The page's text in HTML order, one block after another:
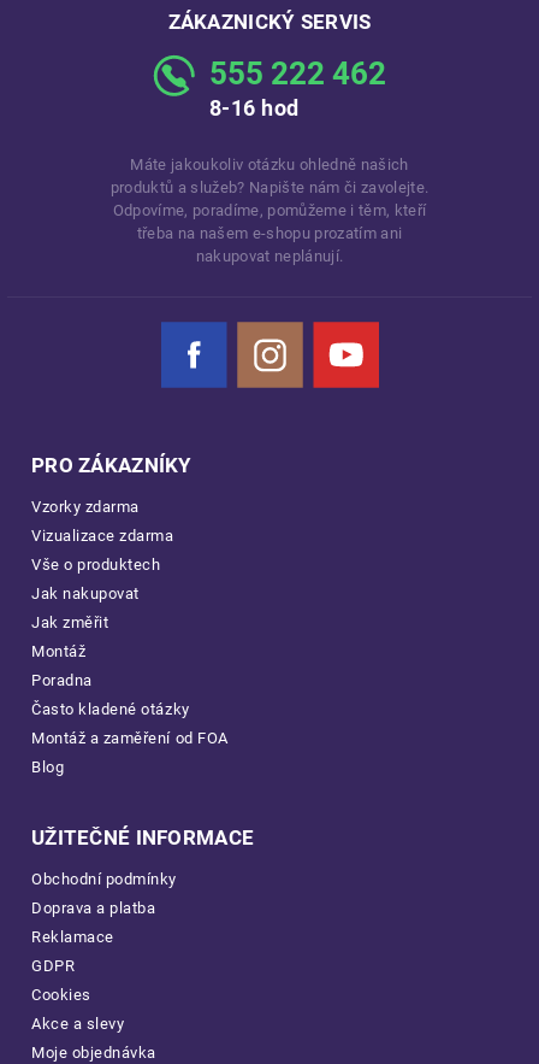
ZÁKAZNICKÝ SERVIS
555 222 462
8-16 hod
Máte jakoukoliv otázku ohledně našich
produktů a služeb? Napište nám či zavolejte.
Odpovíme, poradíme, pomůžeme i těm, kteří
třeba na našem e-shopu prozatím ani
nakupovat neplánují.
Facebook Instagram YouTube
PRO ZÁKAZNÍKY
Vzorky zdarma
Vizualizace zdarma
Vše o produktech
Jak nakupovat
Jak změřit
Montáž
Poradna
Často kladené otázky
Montáž a zaměření od FOA
Blog
UŽITEČNÉ INFORMACE
Obchodní podmínky
Doprava a platba
Reklamace
GDPR
Cookies
Akce a slevy
Moje objednávka